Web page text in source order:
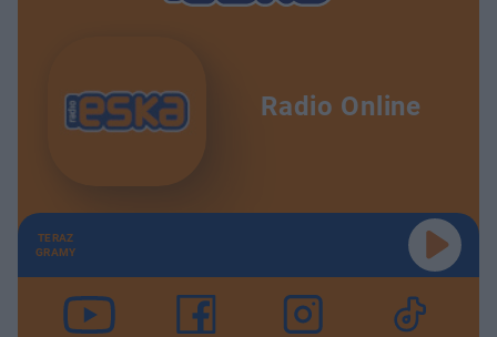
Radio Online
TERAZ
GRAMY